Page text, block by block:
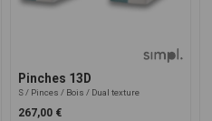
Pinches 13D
S Pinces Bois Dual texture
267,00 €